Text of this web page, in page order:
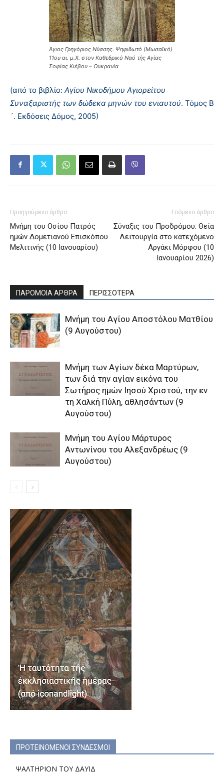
Άγιος Γρηγόριος Νύσσης. Ψηφιδωτό (Μωσαϊκό)
11ου αι. μ.Χ. στον Καθεδρικό Ναό τής Αγίας
Σοφίας Κιέβου – Ουκρανία
(από το βιβλίο: Αγίου Νικοδήμου Αγιορείτου
Συναξαριστής των δώδεκα μηνών του ενιαυτού. Τόμος Β
´. Εκδόσεις Δόμος, 2005)
Προηγούμενο άρθρο
Μνήμη του Oσίου Πατρός
ημών Δομετιανού Eπισκόπου
Μελιτινής (10 Ιανουαρίου)
Επόμενο άρθρο
Σύναξις του Προδρόμου: Θεία
Λειτουργία στο κατεχόμενο
Αργάκι Μόρφου (10
Ιανουαρίου 2026)
ΠΑΡΟΜΟΙΑ ΑΡΘΡΑ ΠΕΡΙΣΣΟΤΕΡΑ
Μνήμη του Aγίου Aποστόλου Mατθίου
(9 Αυγούστου)
Μνήμη των Aγίων δέκα Mαρτύρων,
των διά την αγίαν εικόνα του
Σωτήρος ημών Iησού Xριστού, την εν
τη Xαλκή Πύλη, αθλησάντων (9
Αυγούστου)
Μνήμη του Αγίου Μάρτυρος
Αντωνίνου του Αλεξανδρέως (9
Αυγούστου)
ΠΡΟΤΕΙΝΟΜΕΝΟΙ ΣΥΝΔΕΣΜΟΙ
ΨΑΛΤΗΡΙΟΝ ΤΟΥ ΔΑΥΙΔ